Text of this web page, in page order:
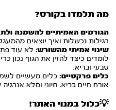
מה תלמדו בקורס?
הגורמים האמיתיים להשמנה
רגילות נכשלות ואיך יוצאים
שינוי אמיתי מהשורש: לא עוד
לומדים כיצד להזין את הגוף נכון
טבעי ובריא.
כלים פרקטיים: כלים מעשיים
אורח חיים בריא, חיוני ומלא אנרגיה
💡כלול במנוי האתר!